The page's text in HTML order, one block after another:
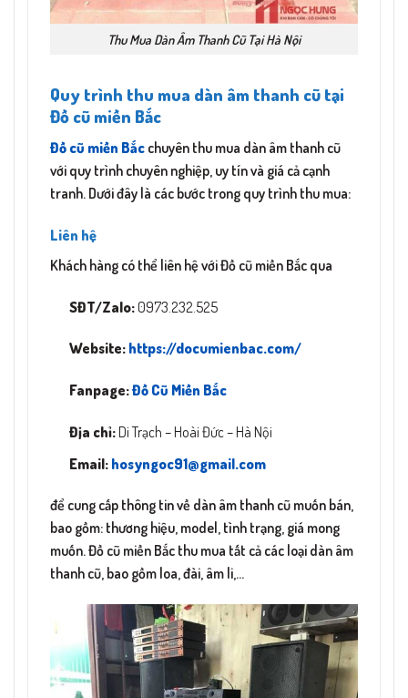
Thu Mua Dàn Âm Thanh Cũ Tại Hà Nội
Quy trình thu mua dàn âm thanh cũ tại
Đồ cũ miền Bắc
Đồ cũ miền Bắc chuyên thu mua dàn âm thanh cũ
với quy trình chuyên nghiệp, uy tín và giá cả cạnh
tranh. Dưới đây là các bước trong quy trình thu mua:
Liên hệ
Khách hàng có thể liên hệ với Đồ cũ miền Bắc qua
SĐT/Zalo:0973.232.525
Website: https://documienbac.com/
Fanpage:Đồ Cũ Miền Bắc
Địa chỉ:Di Trạch – Hoài Đức – Hà Nội
Email: hosyngoc91@gmail.com
để cung cấp thông tin về dàn âm thanh cũ muốn bán,
bao gồm: thương hiệu, model, tình trạng, giá mong
muốn. Đồ cũ miền Bắc thu mua tất cả các loại dàn âm
thanh cũ, bao gồm loa, đài, âm li,…